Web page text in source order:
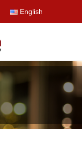
English